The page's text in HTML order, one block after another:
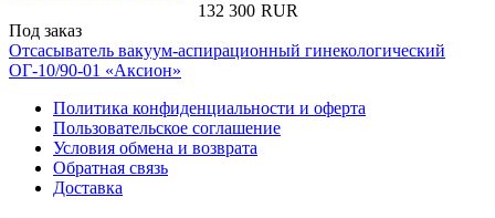
132 300 RUR
Под заказ
Отсасыватель вакуум-аспирационный гинекологический
ОГ-10/90-01 «Аксион»
Политика конфиденциальности и оферта
Пользовательское соглашение
Условия обмена и возврата
Обратная связь
Доставка